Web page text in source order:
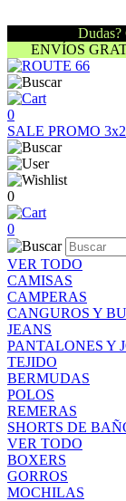
Dudas?
ENVÍOS
0
SALE PROMO 3x2
0
0
VER TODO
CAMISAS
CAMPERAS
CANGUROS Y
JEANS
PANTALONES Y
TEJIDO
BERMUDAS
POLOS
REMERAS
SHORTS DE
VER TODO
BOXERS
GORROS
MOCHILAS